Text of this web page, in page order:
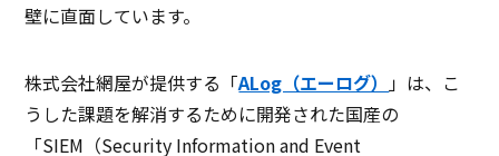
壁に直面しています。
株式会社網屋が提供する「ALog（エーログ） 」は、こ
うした課題を解消するために開発された国産の
「SIEM（Security Information and Event